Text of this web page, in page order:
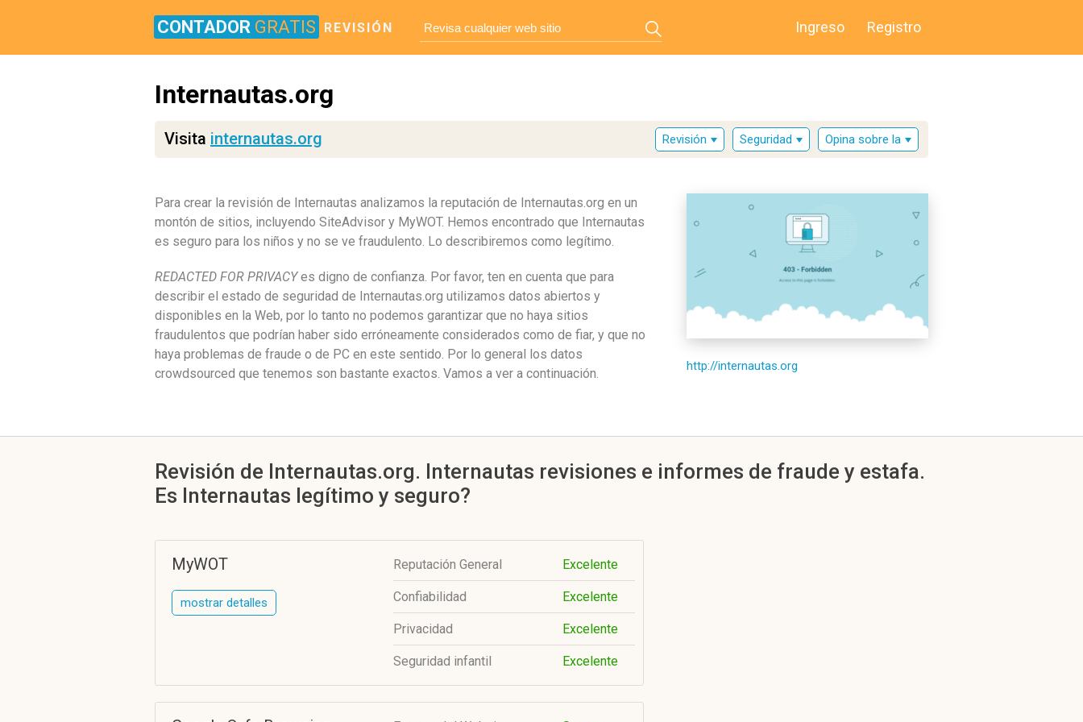
CONTADOR GRATIS REVISIÓN Ingreso Registro
Internautas.org
Visita internautas.org Revisión Seguridad Opina sobre la
Para crear la revisión de Internautas analizamos la reputación de Internautas.org en un
montón de sitios, incluyendo SiteAdvisor y MyWOT. Hemos encontrado que Internautas
es seguro para los niños y no se ve fraudulento. Lo describiremos como legítimo.
REDACTED FOR PRIVACYes digno de confianza. Por favor, ten en cuenta que para
describir el estado de seguridad de Internautas.org utilizamos datos abiertos y
disponibles en la Web, por lo tanto no podemos garantizar que no haya sitios
fraudulentos que podrían haber sido erróneamente considerados como de fiar, y que no
haya problemas de fraude o de PC en este sentido. Por lo general los datos
crowdsourced que tenemos son bastante exactos. Vamos a ver a continuación.
http://internautas.org
Revisión de Internautas.org. Internautas revisiones e informes de fraude y estafa.
Es Internautas legítimo y seguro?
MyWOT
mostrar detalles
Reputación General Excelente
Confiabilidad Excelente
Privacidad Excelente
Seguridad infantil Excelente